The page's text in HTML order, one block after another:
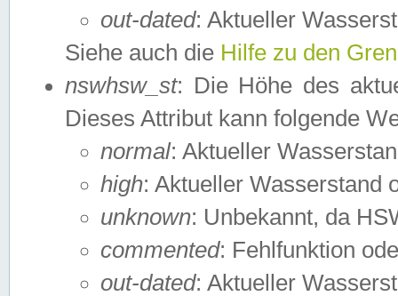
out-dated: Aktueller
Siehe auch die Hilfe zu den
nswhsw_st: Die Höhe des
Dieses Attribut kann folgende
normal: Aktueller
high: Aktueller Wasserstand
unknown: Unbekannt, da
commented: Fehlfunktion
out-dated: Aktueller